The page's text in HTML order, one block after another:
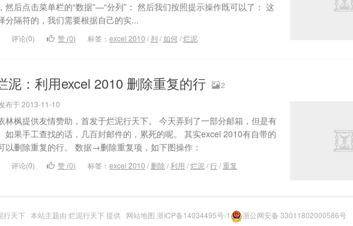
然后点击菜单栏的“数据”—“分列”： 然后我们按照提示操作既可以了： 这
分隔符的，我们需要根据自己的实...
评论(0) 赞 (0) 标签： excel 2010 /列 /如何/烂泥
泥：利用excel 2010 删除重复的行
2
布于 2013-11-10
林枫提供友情赞助，首发于烂泥行天下。 今天弄到了一部分邮箱，但是有
如果手工查找的话，几百封邮件的，累死的呢。 其实excel 2010有自带的
以删除重复的行。 数据→删除重复项，如下图操作：
评论(0) 赞 (0) 标签： excel 2010 /删除 /利用 /烂泥/行/重复
行天下 本站主题由 烂泥行天下提供 网站地图 浙ICP备14034495号-1 浙公网安备 33011802000586号